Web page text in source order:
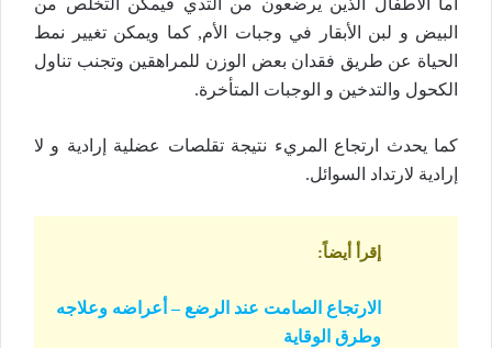
أما الأطفال الذين يرضعون من الثدي فيمكن التخلص من
البيض و لبن الأبقار في وجبات الأم, كما ويمكن تغيير نمط
الحياة عن طريق فقدان بعض الوزن للمراهقين وتجنب تناول
الكحول والتدخين و الوجبات المتأخرة.
كما يحدث ارتجاع المريء نتيجة تقلصات عضلية إرادية و لا
إرادية لارتداد السوائل.
إقرأ أيضاً:
الارتجاع الصامت عند الرضع – أعراضه وعلاجه
وطرق الوقاية